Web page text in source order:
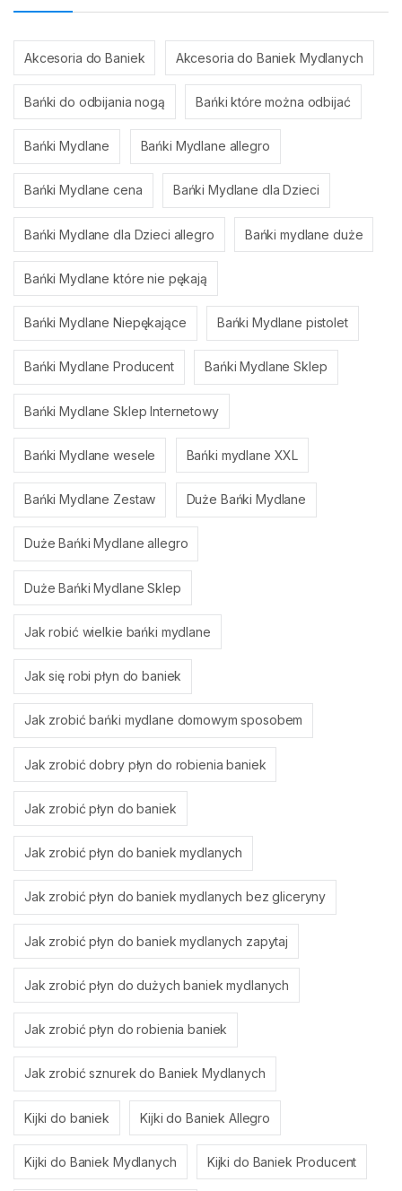
Akcesoria do Baniek Akcesoria do Baniek Mydlanych
Bańki do odbijania nogą Bańki które można odbijać
Bańki Mydlane Bańki Mydlane allegro
Bańki Mydlane cena Bańki Mydlane dla Dzieci
Bańki Mydlane dla Dzieci allegro Bańki mydlane duże
Bańki Mydlane które nie pękają
Bańki Mydlane Niepękające Bańki Mydlane pistolet
Bańki Mydlane Producent Bańki Mydlane Sklep
Bańki Mydlane Sklep Internetowy
Bańki Mydlane wesele Bańki mydlane XXL
Bańki Mydlane Zestaw Duże Bańki Mydlane
Duże Bańki Mydlane allegro
Duże Bańki Mydlane Sklep
Jak robić wielkie bańki mydlane
Jak się robi płyn do baniek
Jak zrobić bańki mydlane domowym sposobem
Jak zrobić dobry płyn do robienia baniek
Jak zrobić płyn do baniek
Jak zrobić płyn do baniek mydlanych
Jak zrobić płyn do baniek mydlanych bez gliceryny
Jak zrobić płyn do baniek mydlanych zapytaj
Jak zrobić płyn do dużych baniek mydlanych
Jak zrobić płyn do robienia baniek
Jak zrobić sznurek do Baniek Mydlanych
Kijki do baniek Kijki do Baniek Allegro
Kijki do Baniek Mydlanych Kijki do Baniek Producent